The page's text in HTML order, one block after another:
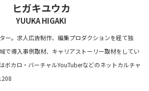
ヒガキユウカ
YUUKA HIGAKI
ー。求人広告制作、編集プロダクションを経て独
で導入事例取材、キャリアストーリー取材をしてい
ボカロ・バーチャルYouTuberなどのネットカルチャ